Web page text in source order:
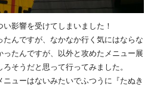
影響を受けてしまいました！
んですが、なかなか行く気にはならな
たんですが、以外と攻めたメニュー展
そうだと思って行ってみました。
ューはないみたいでふつうに『たぬき